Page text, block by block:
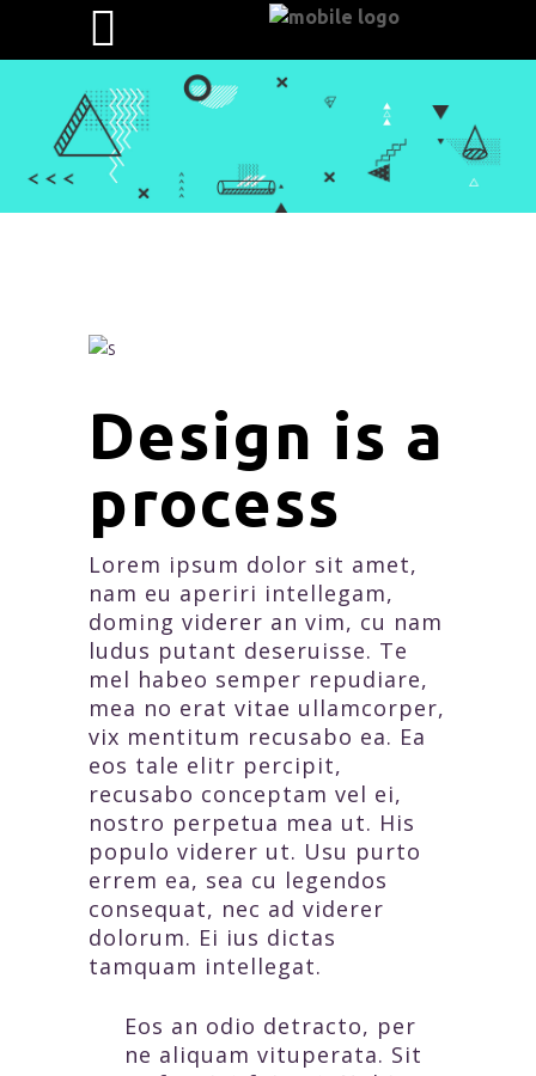
Design is a
process
Lorem ipsum dolor sit amet,
nam eu aperiri intellegam,
doming viderer an vim, cu nam
ludus putant deseruisse. Te
mel habeo semper repudiare,
mea no erat vitae ullamcorper,
vix mentitum recusabo ea. Ea
eos tale elitr percipit,
recusabo conceptam vel ei,
nostro perpetua mea ut. His
populo viderer ut. Usu purto
errem ea, sea cu legendos
consequat, nec ad viderer
dolorum. Ei ius dictas
tamquam intellegat.
Eos an odio detracto, per
ne aliquam vituperata. Sit